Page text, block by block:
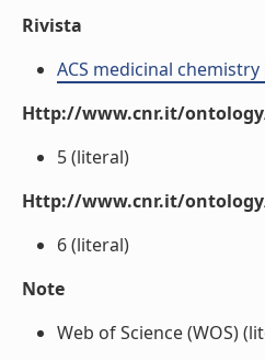
Rivista
ACS medicinal
Http://www.cnr.it/
5 (literal)
Http://www.cnr.it/
6 (literal)
Note
Web of Science (WOS)